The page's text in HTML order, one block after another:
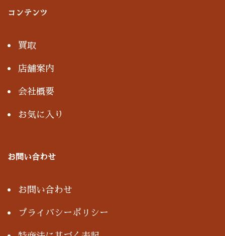
コンテンツ
買取
店舗案内
会社概要
お気に入り
お問い合わせ
お問い合わせ
プライバシーポリシー